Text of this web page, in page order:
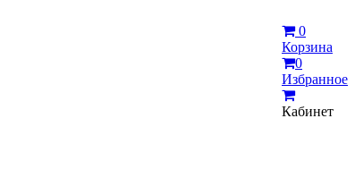
0
Корзина
0
Избранное
Кабинет